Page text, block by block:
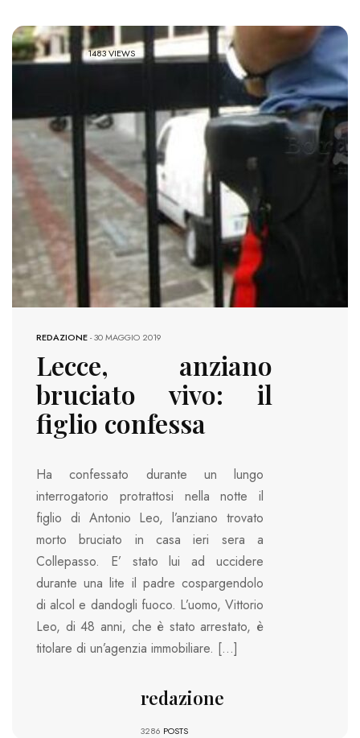
1483 VIEWS
REDAZIONE-30 MAGGIO 2019
Lecce, anziano
bruciato vivo: il
figlio confessa
Ha confessato durante un lungo
interrogatorio protrattosi nella notte il
figlio di Antonio Leo, l’anziano trovato
morto bruciato in casa ieri sera a
Collepasso. E’ stato lui ad uccidere
durante una lite il padre cospargendolo
di alcol e dandogli fuoco. L’uomo, Vittorio
Leo, di 48 anni, che è stato arrestato, è
titolare di un’agenzia immobiliare. […]
redazione
3286 POSTS